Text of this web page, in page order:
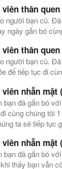
viên thân quen
người bạn cũ.
ngày gắn bó
viên thân quen
người bạn cũ.
để tiếp tục đi
viên nhẵn mặt
bạn đã gắn bó
cùng chúng tôi
ta sẽ tiếp tục
viên nhẵn mặt
bạn đã gắn bó
thấy bạn vẫn